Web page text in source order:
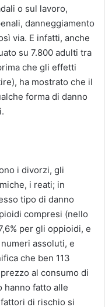
o sul lavoro,
danneggiamento
via. E infatti, anche
su 7.800 adulti tra
che gli effetti
ha mostrato che il
forma di danno
i divorzi, gli
i reati; in
tipo di danno
compresi (nello
per gli oppioidi, e
assoluti, e
che ben 113
al consumo di
hanno fatto alle
di rischio si